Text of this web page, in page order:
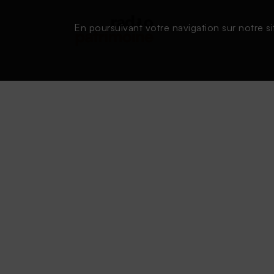
En poursuivant votre navigation sur notre